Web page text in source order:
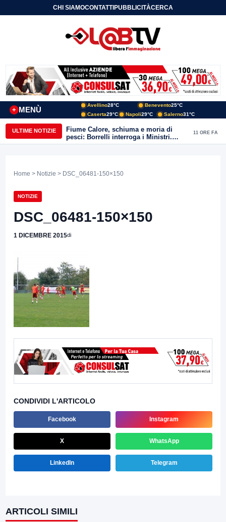
CHI SIAMOCONTATTIPUBBLICITÀCERCA
MENÙ
+
Avellino28°C Benevento25°C
Caserta29°C Napoli29°C Salerno31°C
ULTIME NOTIZIE
Fiume Calore, schiuma e moria di
pesci: Borrelli interroga i Ministri.
“Benevento paga l’assenza del
11 ORE FA
Home > Notizie > DSC_06481-150×150
NOTIZIE
DSC_06481-150×150
1 DICEMBRE 2015di
CONDIVIDI L'ARTICOLO
Facebook Instagram
X WhatsApp
LinkedIn Telegram
ARTICOLI SIMILI